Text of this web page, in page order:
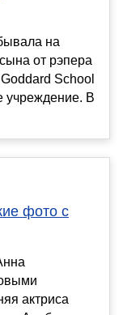
на
от рэпера
School
учреждение. В
фото с
актриса